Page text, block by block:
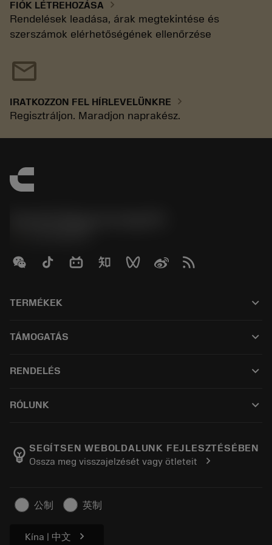
FIÓK LÉTREHOZÁSA chevron_right
Rendelések leadása, árak megtekintése és
szerszámok elérhetőségének ellenőrzése
mail
IRATKOZZON FEL HÍRLEVELÜNKRE chevron_right
Regisztráljon. Maradjon naprakész.
TERMÉKEK keyboard_arrow_down
All software
TÁMOGATÁS keyboard_arrow_down
Distributors and specialists
RENDELÉS keyboard_arrow_down
Order
Track your order
Make a quotation
RÓLUNK keyboard_arrow_down
Manufacturing wellness
Career
Cikkek
For press
emoji_objects SEGÍTSEN WEBOLDALUNK FEJLESZTÉSÉBEN
Ossza meg visszajelzését vagy ötleteit
chevron_right
公制 英制
Kína | 中文 chevron_right